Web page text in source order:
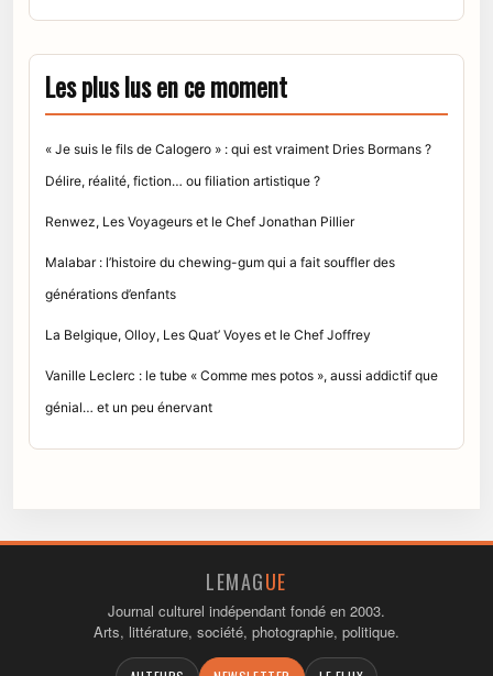
Les plus lus en ce moment
« Je suis le fils de Calogero » : qui est vraiment Dries Bormans ?
Délire, réalité, fiction… ou filiation artistique ?
Renwez, Les Voyageurs et le Chef Jonathan Pillier
Malabar : l’histoire du chewing-gum qui a fait souffler des
générations d’enfants
La Belgique, Olloy, Les Quat’ Voyes et le Chef Joffrey
Vanille Leclerc : le tube « Comme mes potos », aussi addictif que
génial… et un peu énervant
LEMAGUE
Journal culturel indépendant fondé en 2003.
Arts, littérature, société, photographie, politique.